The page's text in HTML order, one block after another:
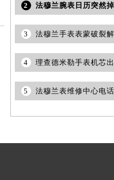
2
3
4
5 法穆兰表维修中心电